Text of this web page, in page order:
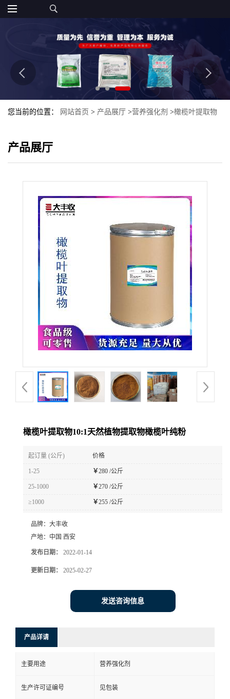
您当前的位置： 网站首页 > 产品展厅 >营养强化剂 >橄榄叶提取物
产品展厅
橄榄叶提取物10:1天然植物提取物橄榄叶纯粉
起订量 (公斤) 价格
1-25 ￥280 /公斤
25-1000 ￥270 /公斤
≥1000 ￥255 /公斤
品牌： 大丰收
产地： 中国 西安
发布日期： 2022-01-14
更新日期： 2025-02-27
发送咨询信息
产品详请
主要用途 营养强化剂
生产许可证编号 见包装